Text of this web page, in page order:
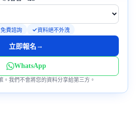
免費諮詢 資料絕不外洩
立即報名→
WhatsApp
。我們不會將您的資料分享給第三方。